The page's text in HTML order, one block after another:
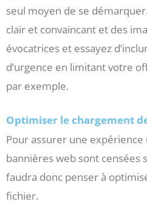
seul moyen de se
clair et convaincant et des
évocatrices et essayez
d’urgence en limitant votre
par exemple.
Optimiser le chargement
Pour assurer une
bannières web sont censées
faudra donc penser à
fichier.